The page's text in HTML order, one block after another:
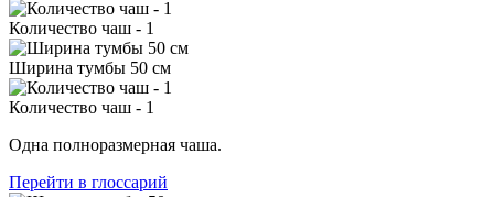
Количество чаш - 1
Ширина тумбы 50 см
Количество чаш - 1
Одна полноразмерная чаша.
Перейти в глоссарий